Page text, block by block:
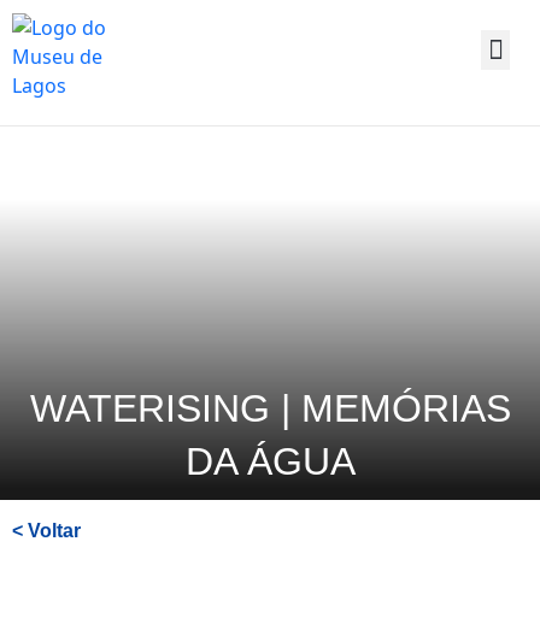
Saltar
para
conteúdo
WATERISING | MEMÓRIAS
DA ÁGUA
< Voltar